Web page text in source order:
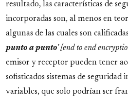
resultado, las características de
incorporadas son, al menos en
algunas de las cuales son
punto a punto' [end to end
emisor y receptor pueden tener
sofisticados sistemas de seguridad
variables, que solo podrían ser